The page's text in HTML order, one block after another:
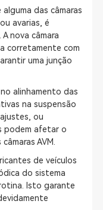
das câmaras
avarias, é
nova câmara
corretamente com
uma junção
alinhamento das
na suspensão
ou
podem afetar o
AVM.
de veículos
do sistema
Isto garante